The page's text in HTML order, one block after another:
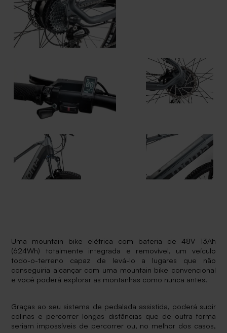
Uma mountain bike elétrica com bateria de 48V 13Ah
(624Wh) totalmente integrada e removível, um veículo
todo-o-terreno capaz de levá-lo a lugares que não
conseguiria alcançar com uma mountain bike convencional
e você poderá explorar as montanhas como nunca antes.
Graças ao seu sistema de pedalada assistida, poderá subir
colinas e percorrer longas distâncias que de outra forma
seriam impossíveis de percorrer ou, no melhor dos casos,